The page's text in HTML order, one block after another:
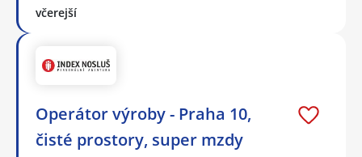
včerejší
Operátor výroby - Praha 10,
čisté prostory, super mzdy